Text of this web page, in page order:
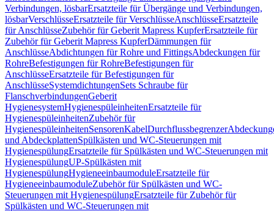
Verbindungen, lösbarErsatzteile für Übergänge und Verbindungen,
lösbarVerschlüsseErsatzteile für VerschlüsseAnschlüsseErsatzteile
für AnschlüsseZubehör für Geberit Mapress KupferErsatzteile für
Zubehör für Geberit Mapress KupferDämmungen für
AnschlüsseAbdichtungen für Rohre und FittingsAbdeckungen für
RohreBefestigungen für RohreBefestigungen für
AnschlüsseErsatzteile für Befestigungen für
AnschlüsseSystemdichtungenSets Schraube für
FlanschverbindungenGeberit
HygienesystemHygienespüleinheitenErsatzteile für
HygienespüleinheitenZubehör für
HygienespüleinheitenSensorenKabelDurchflussbegrenzer
und AbdeckplattenSpülkästen und WC-Steuerungen mit
HygienespülungErsatzteile für Spülkästen und WC-Steuerungen mit
HygienespülungUP-Spülkästen mit
HygienespülungHygieneeinbaumoduleErsatzteile für
HygieneeinbaumoduleZubehör für Spülkästen und WC-
Steuerungen mit HygienespülungErsatzteile für Zubehör für
Spülkästen und WC-Steuerungen mit